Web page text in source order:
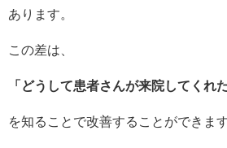
あります。
この差は、
「どうして患者さんが来院してくれ
を知ることで改善することができます